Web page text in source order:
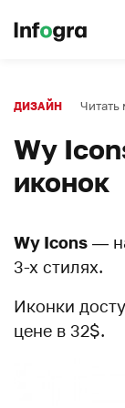
ДИЗАЙН
Wy
иконок
Wy Icons —
3-х стилях.
Иконки
цене в 32$.